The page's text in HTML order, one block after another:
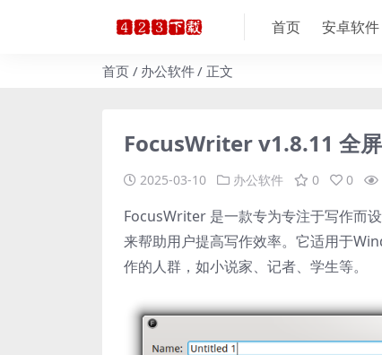
首页 安卓软件
首页 办公软件 正文
FocusWriter v1.8.11 全
2025-03-10 办公软件 0 0
FocusWriter 是一款专为专注于写作而
来帮助用户提高写作效率。它适用于
作的人群，如小说家、记者、学生等。